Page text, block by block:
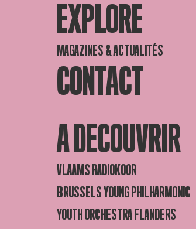
EXPLORE
MAGAZINES & ACTUALITÉS
CONTACT
A DECOUVRIR
VLAAMS RADIOKOOR
BRUSSELS YOUNG PHILHARMONIC
YOUTH ORCHESTRA FLANDERS